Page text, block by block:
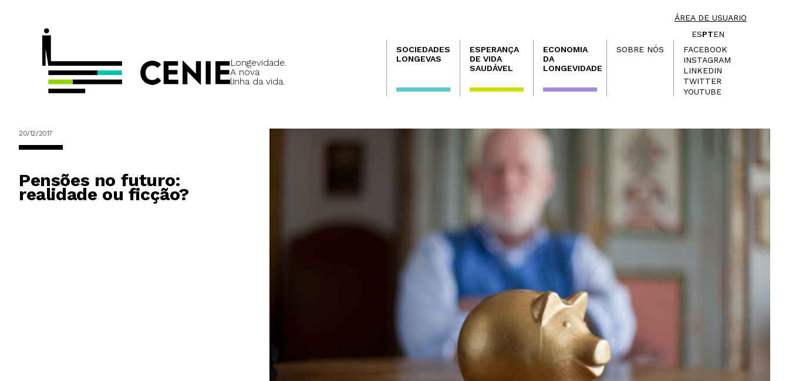
ÁREA DE USUARIO
Longevidade.
A nova
linha da vida.
ESPTEN
Navegación
principal
SOCIEDADES
LONGEVAS
ESPERANÇA
DE VIDA
SAUDÁVEL
ECONOMIA
DA
LONGEVIDADE
SOBRE NÓS
FACEBOOK
INSTAGRAM
LINKEDIN
TWITTER
YOUTUBE
20/12/2017
Pensões no futuro:
realidade ou ficção?